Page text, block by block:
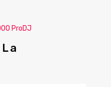
ProDJ